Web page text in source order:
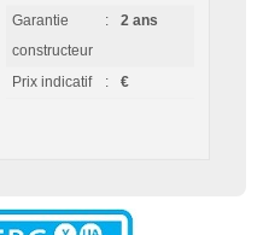
Garantie
constructeur
: 2 ans
Prix indicatif : €